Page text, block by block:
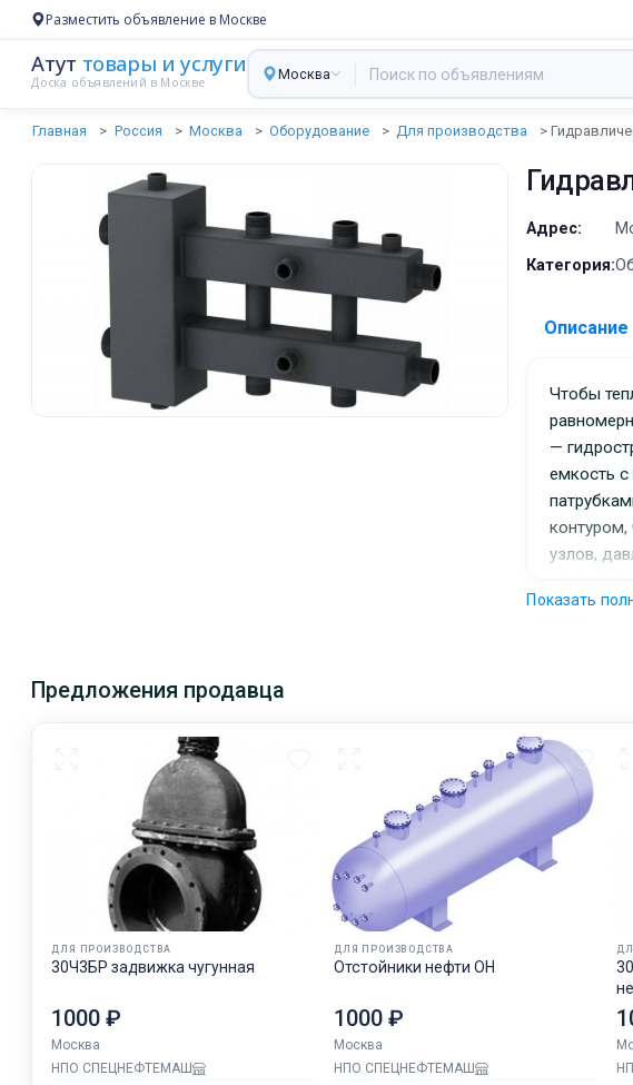
Разместить объявление в Москве
Атут товары и услуги
Доска объявлений в Москве
Москва
Главная Россия Москва Оборудование Для производства
Адрес:
Категория:
Описание
Чтобы теплоноситель в системе отопления распределялся
—
емкость
контуром,
узлов,
можно
Показать
Предложения продавца
ДЛЯ ПРОИЗВОДСТВА
30Ч3БР задвижка чугунная
1000 ₽
Москва
НПО СПЕЦНЕФТЕМАШ
ДЛЯ ПРОИЗВОДСТВА
Отстойники нефти ОН
1000 ₽
Москва
НПО СПЕЦНЕФТЕМАШ